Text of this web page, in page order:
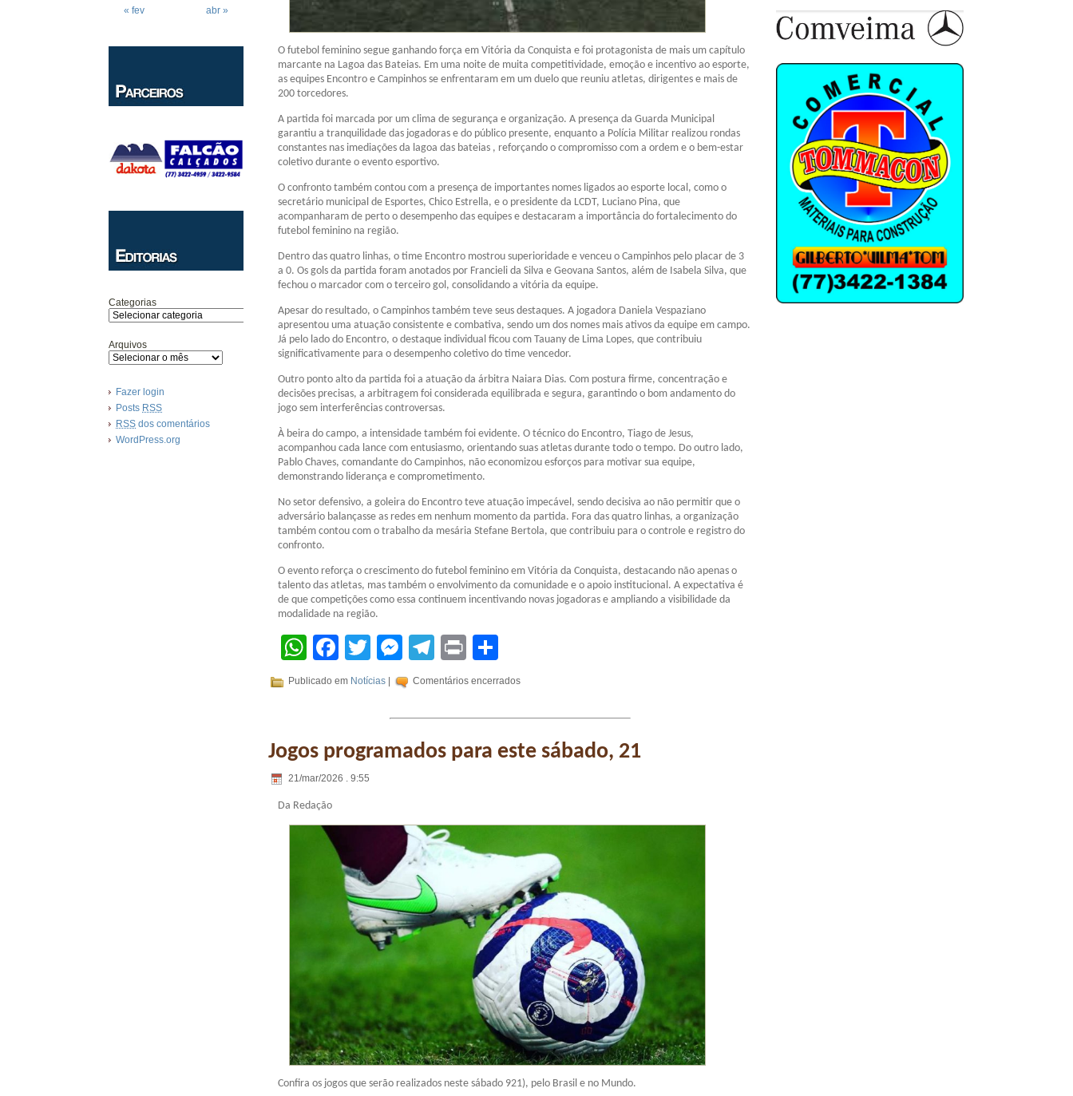
« fev abr »
Categorias
Arquivos
Fazer login
Posts RSS
RSS dos comentários
WordPress.org
O futebol feminino segue ganhando força em Vitória da Conquista e foi protagonista de mais um capítulo
marcante na Lagoa das Bateias. Em uma noite de muita competitividade, emoção e incentivo ao esporte,
as equipes Encontro e Campinhos se enfrentaram em um duelo que reuniu atletas, dirigentes e mais de
200 torcedores.
A partida foi marcada por um clima de segurança e organização. A presença da Guarda Municipal
garantiu a tranquilidade das jogadoras e do público presente, enquanto a Polícia Militar realizou rondas
constantes nas imediações da lagoa das bateias , reforçando o compromisso com a ordem e o bem-estar
coletivo durante o evento esportivo.
O confronto também contou com a presença de importantes nomes ligados ao esporte local, como o
secretário municipal de Esportes, Chico Estrella, e o presidente da LCDT, Luciano Pina, que
acompanharam de perto o desempenho das equipes e destacaram a importância do fortalecimento do
futebol feminino na região.
Dentro das quatro linhas, o time Encontro mostrou superioridade e venceu o Campinhos pelo placar de 3
a 0. Os gols da partida foram anotados por Francieli da Silva e Geovana Santos, além de Isabela Silva, que
fechou o marcador com o terceiro gol, consolidando a vitória da equipe.
Apesar do resultado, o Campinhos também teve seus destaques. A jogadora Daniela Vespaziano
apresentou uma atuação consistente e combativa, sendo um dos nomes mais ativos da equipe em campo.
Já pelo lado do Encontro, o destaque individual ficou com Tauany de Lima Lopes, que contribuiu
significativamente para o desempenho coletivo do time vencedor.
Outro ponto alto da partida foi a atuação da árbitra Naiara Dias. Com postura firme, concentração e
decisões precisas, a arbitragem foi considerada equilibrada e segura, garantindo o bom andamento do
jogo sem interferências controversas.
À beira do campo, a intensidade também foi evidente. O técnico do Encontro, Tiago de Jesus,
acompanhou cada lance com entusiasmo, orientando suas atletas durante todo o tempo. Do outro lado,
Pablo Chaves, comandante do Campinhos, não economizou esforços para motivar sua equipe,
demonstrando liderança e comprometimento.
No setor defensivo, a goleira do Encontro teve atuação impecável, sendo decisiva ao não permitir que o
adversário balançasse as redes em nenhum momento da partida. Fora das quatro linhas, a organização
também contou com o trabalho da mesária Stefane Bertola, que contribuiu para o controle e registro do
confronto.
O evento reforça o crescimento do futebol feminino em Vitória da Conquista, destacando não apenas o
talento das atletas, mas também o envolvimento da comunidade e o apoio institucional. A expectativa é
de que competições como essa continuem incentivando novas jogadoras e ampliando a visibilidade da
modalidade na região.
WhatsApp
Facebook
TwitterMessenger
Telegram
Print
Publicado em Notícias Comentários encerrados
Jogos programados para este sábado, 21
21/mar/2026 . 9:55
Da Redação
Confira os jogos que serão realizados neste sábado 921), pelo Brasil e no Mundo.